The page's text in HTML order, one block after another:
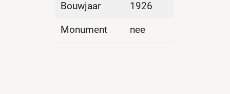
Bouwjaar 1926
Monument nee